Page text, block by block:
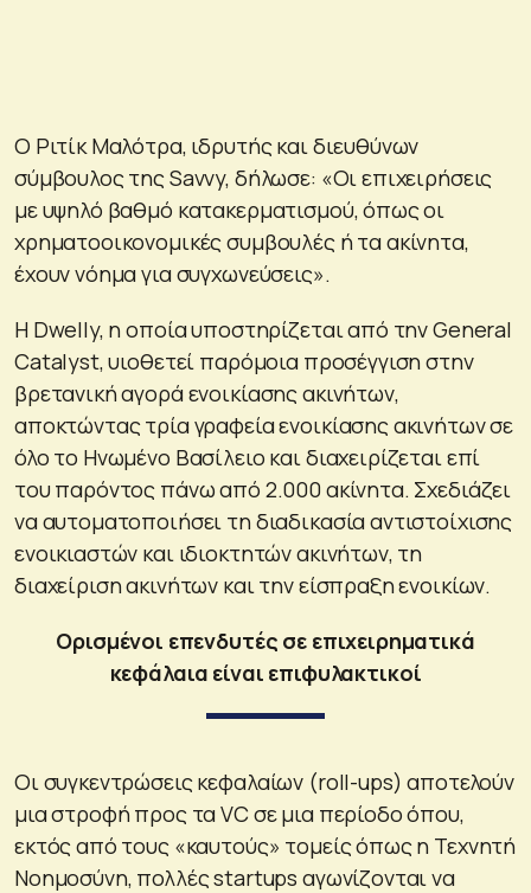
Ο Ριτίκ Μαλότρα, ιδρυτής και διευθύνων
σύμβουλος της Savvy, δήλωσε: «Οι επιχειρήσεις
με υψηλό βαθμό κατακερματισμού, όπως οι
χρηματοοικονομικές συμβουλές ή τα ακίνητα,
έχουν νόημα για συγχωνεύσεις».
Η Dwelly, η οποία υποστηρίζεται από την General
Catalyst, υιοθετεί παρόμοια προσέγγιση στην
βρετανική αγορά ενοικίασης ακινήτων,
αποκτώντας τρία γραφεία ενοικίασης ακινήτων σε
όλο το Ηνωμένο Βασίλειο και διαχειρίζεται επί
του παρόντος πάνω από 2.000 ακίνητα. Σχεδιάζει
να αυτοματοποιήσει τη διαδικασία αντιστοίχισης
ενοικιαστών και ιδιοκτητών ακινήτων, τη
διαχείριση ακινήτων και την είσπραξη ενοικίων.
Ορισμένοι επενδυτές σε επιχειρηματικά
κεφάλαια είναι επιφυλακτικοί
Οι συγκεντρώσεις κεφαλαίων (roll-ups) αποτελούν
μια στροφή προς τα VC σε μια περίοδο όπου,
εκτός από τους «καυτούς» τομείς όπως η Τεχνητή
Νοημοσύνη, πολλές startups αγωνίζονται να